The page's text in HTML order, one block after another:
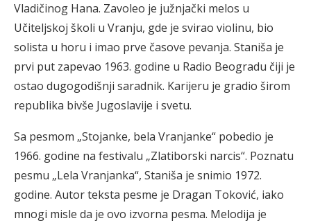
Vladičinog Hana. Zavoleo je južnjački melos u
Učiteljskoj školi u Vranju, gde je svirao violinu, bio
solista u horu i imao prve časove pevanja. Staniša je
prvi put zapevao 1963. godine u Radio Beogradu čiji je
ostao dugogodišnji saradnik. Karijeru je gradio širom
republika bivše Jugoslavije i svetu.
Sa pesmom „Stojanke, bela Vranjanke“ pobedio je
1966. godine na festivalu „Zlatiborski narcis“. Poznatu
pesmu „Lela Vranjanka“, Staniša je snimio 1972.
godine. Autor teksta pesme je Dragan Toković, iako
mnogi misle da je ovo izvorna pesma. Melodija je